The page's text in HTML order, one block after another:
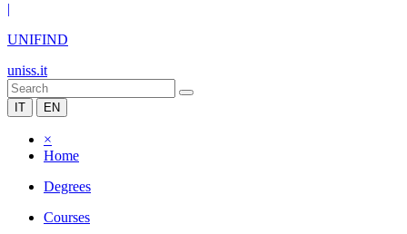
|
UNIFIND
uniss.it
IT EN
×
Home
Degrees
Courses